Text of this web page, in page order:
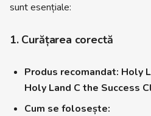
sunt esențiale:
1. Curățarea corectă
Produs recomandat: Holy
Holy Land C the Success
Cum se folosește: